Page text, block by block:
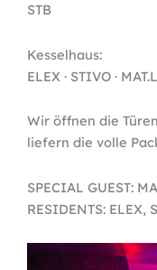
STB
Kesselhaus:
ELEX · STIVO ·
Wir öffnen die
liefern die volle
SPECIAL GUEST:
RESIDENTS: ELEX,